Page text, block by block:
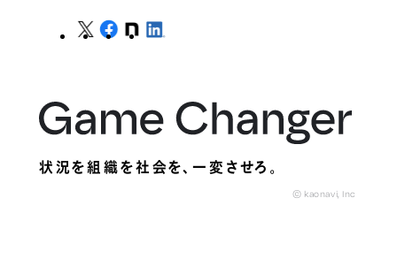
状況を組織を社会を、一変させろ。
© kaonavi, Inc